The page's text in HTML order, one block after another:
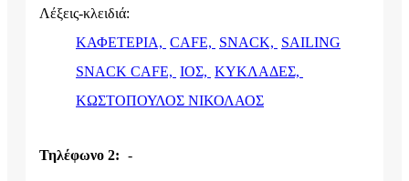
Λέξεις-κλειδιά:
ΚΑΦΕΤΕΡΙΑ, CAFE, SNACK, SAILING
SNACK CAFE, ΙΟΣ, ΚΥΚΛΑΔΕΣ,
ΚΩΣΤΟΠΟΥΛΟΣ ΝΙΚΟΛΑΟΣ
Τηλέφωνο 2: -